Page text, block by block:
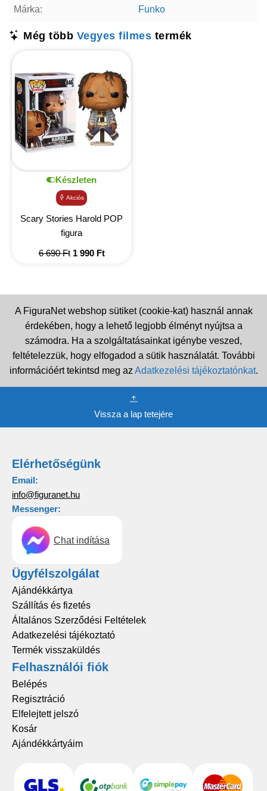
Márka: Funko
Még több Vegyes filmes termék
Készleten
Akciós
Scary Stories Harold POP
figura
6 690Ft Original
6
690 Ft.
1 990 FtCurrent
1
990 Ft.
A FiguraNet webshop sütiket (cookie-kat) használ annak
érdekében, hogy a lehető legjobb élményt nyújtsa a
számodra. Ha a szolgáltatásainkat igénybe veszed,
feltételezzük, hogy elfogadod a sütik használatát. További
információért tekintsd meg az Adatkezelési tájékoztatónkat.
Vissza a lap tetejére
Elérhetőségünk
Email:
info@figuranet.hu
Messenger:
Chat indítása
Ügyfélszolgálat
Ajándékkártya
Szállítás és fizetés
Általános Szerződési Feltételek
Adatkezelési tájékoztató
Termék visszaküldés
Felhasználói fiók
Belépés
Regisztráció
Elfelejtett jelszó
Kosár
Ajándékkártyáim